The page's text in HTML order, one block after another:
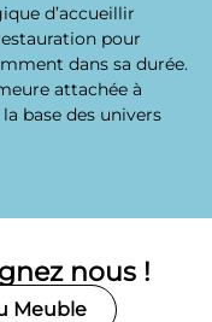
d’accueillir
pour
dans sa durée.
attachée à
base des univers
nous !
Meuble